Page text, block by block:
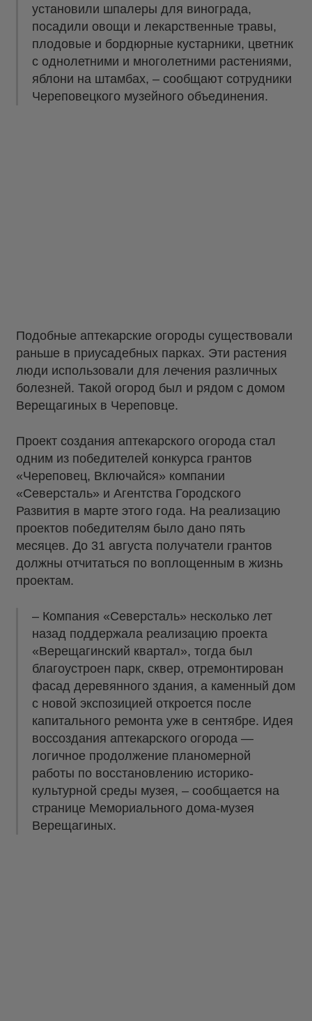
установили шпалеры для винограда,
посадили овощи и лекарственные травы,
плодовые и бордюрные кустарники, цветник
с однолетними и многолетними растениями,
яблони на штамбах, – сообщают сотрудники
Череповецкого музейного объединения.
Подобные аптекарские огороды существовали
раньше в приусадебных парках. Эти растения
люди использовали для лечения различных
болезней. Такой огород был и рядом с домом
Верещагиных в Череповце.
Проект создания аптекарского огорода стал
одним из победителей конкурса грантов
«Череповец, Включайся» компании
«Северсталь» и Агентства Городского
Развития в марте этого года. На реализацию
проектов победителям было дано пять
месяцев. До 31 августа получатели грантов
должны отчитаться по воплощенным в жизнь
проектам.
– Компания «Северсталь» несколько лет
назад поддержала реализацию проекта
«Верещагинский квартал», тогда был
благоустроен парк, сквер, отремонтирован
фасад деревянного здания, а каменный дом
с новой экспозицией откроется после
капитального ремонта уже в сентябре. Идея
воссоздания аптекарского огорода —
логичное продолжение планомерной
работы по восстановлению историко-
культурной среды музея, – сообщается на
странице Мемориального дома-музея
Верещагиных.